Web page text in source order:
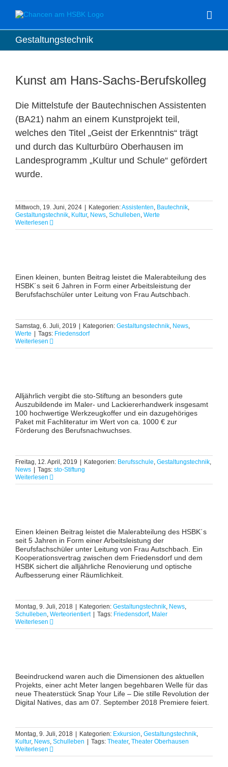
Inhalt
springen
Gestaltungstechnik
Kunst am Hans-Sachs-Berufskolleg
Die Mittelstufe der Bautechnischen Assistenten
(BA21) nahm an einem Kunstprojekt teil,
welches den Titel „Geist der Erkenntnis“ trägt
und durch das Kulturbüro Oberhausen im
Landesprogramm „Kultur und Schule“ gefördert
wurde.
Mittwoch, 19. Juni, 2024 Kategorien:Assistenten, Bautechnik,
Gestaltungstechnik, Kultur, News, Schulleben, Werte
Weiterlesen
Einen kleinen, bunten Beitrag leistet die Malerabteilung des
HSBK´s seit 6 Jahren in Form einer Arbeitsleistung der
Berufsfachschüler unter Leitung von Frau Autschbach.
Samstag, 6. Juli, 2019 Kategorien: Gestaltungstechnik, News,
Werte
Tags: Friedensdorf
Weiterlesen
Alljährlich vergibt die sto-Stiftung an besonders gute
Auszubildende im Maler- und Lackiererhandwerk insgesamt
100 hochwertige Werkzeugkoffer und ein dazugehöriges
Paket mit Fachliteratur im Wert von ca. 1000 € zur
Förderung des Berufsnachwuchses.
Freitag, 12. April, 2019 Kategorien: Berufsschule, Gestaltungstechnik,
News
Tags: sto-Stiftung
Weiterlesen
Einen kleinen Beitrag leistet die Malerabteilung des HSBK´s
seit 5 Jahren in Form einer Arbeitsleistung der
Berufsfachschüler unter Leitung von Frau Autschbach. Ein
Kooperationsvertrag zwischen dem Friedensdorf und dem
HSBK sichert die alljährliche Renovierung und optische
Aufbesserung einer Räumlichkeit.
Montag, 9. Juli, 2018 Kategorien: Gestaltungstechnik, News,
Schulleben, Werteorientiert Tags: Friedensdorf, Maler
Weiterlesen
Beeindruckend waren auch die Dimensionen des aktuellen
Projekts, einer acht Meter langen begehbaren Welle für das
neue Theaterstück Snap Your Life – Die stille Revolution der
Digital Natives, das am 07. September 2018 Premiere feiert.
Montag, 9. Juli, 2018 Kategorien: Exkursion, Gestaltungstechnik,
Kultur, News, Schulleben Tags: Theater, Theater Oberhausen
Weiterlesen